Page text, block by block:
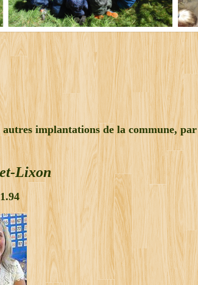
implantations de la commune, par
Lixon